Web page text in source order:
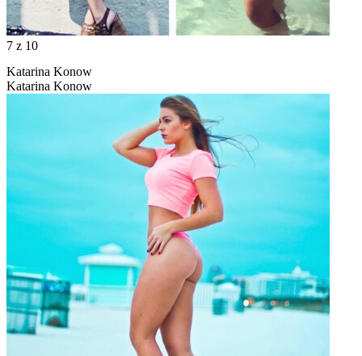
7 z 10
Katarina Konow
Katarina Konow